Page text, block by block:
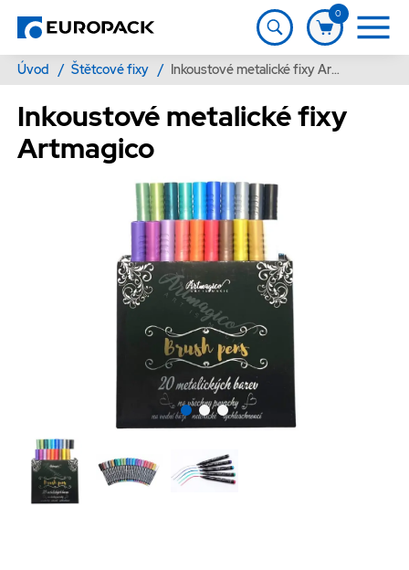
0
Úvod / Štětcové fixy / Inkoustové metalické fixy Artmagico
Inkoustové metalické fixy
Artmagico